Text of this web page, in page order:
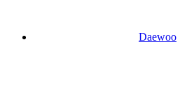
Daewoo